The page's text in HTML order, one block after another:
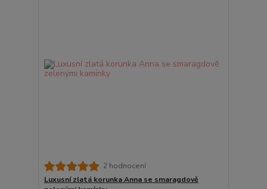
2 hodnocení
Luxusní zlatá korunka Anna se smaragdově